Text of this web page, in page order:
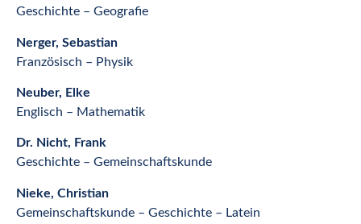
Geschichte – Geografie
Nerger, Sebastian
Französisch – Physik
Neuber, Elke
Englisch – Mathematik
Dr. Nicht, Frank
Geschichte – Gemeinschaftskunde
Nieke, Christian
Gemeinschaftskunde – Geschichte – Latein